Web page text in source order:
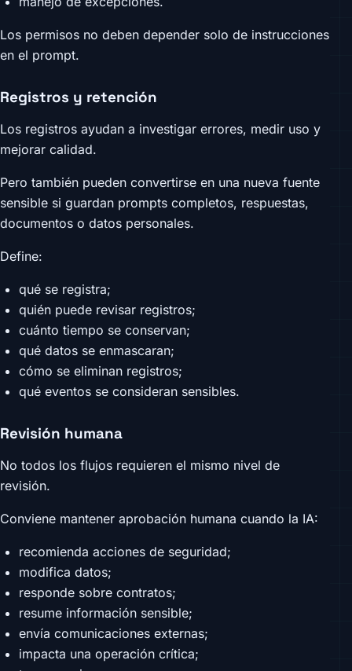
Los permisos no deben depender solo de instrucciones
en el prompt.
Registros y retención
Los registros ayudan a investigar errores, medir uso y
mejorar calidad.
Pero también pueden convertirse en una nueva fuente
sensible si guardan prompts completos, respuestas,
documentos o datos personales.
Define:
qué se registra;
quién puede revisar registros;
cuánto tiempo se conservan;
qué datos se enmascaran;
cómo se eliminan registros;
qué eventos se consideran sensibles.
Revisión humana
No todos los flujos requieren el mismo nivel de
revisión.
Conviene mantener aprobación humana cuando la IA:
recomienda acciones de seguridad;
modifica datos;
responde sobre contratos;
resume información sensible;
envía comunicaciones externas;
impacta una operación crítica;